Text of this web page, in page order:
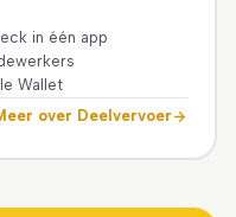
in één app
Wallet
over Deelvervoer